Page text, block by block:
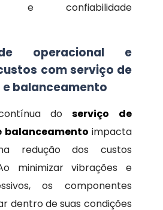
e confiabilidade
operacional e
com serviço de
balanceamento
doserviço de
balanceamento impacta
redução dos custos
minimizar vibrações e
os componentes
dentro de suas condições